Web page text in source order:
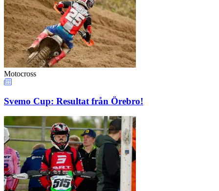
Motocross
Svemo Cup: Resultat från Örebro!